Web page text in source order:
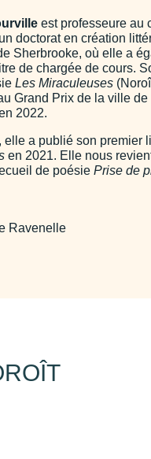
est professeure au
doctorat en création
Sherbrooke, où elle a
de chargée de cours.
Les Miraculeuses
Grand Prix de la ville de
2022.
elle a publié son premier
en 2021. Elle nous
de poésie Prise de
Ravenelle